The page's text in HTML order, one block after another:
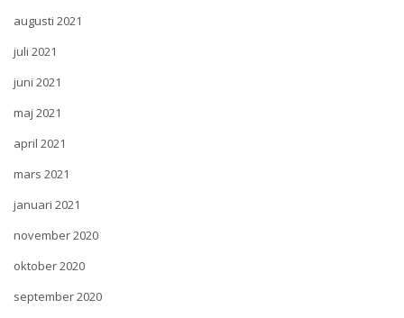
augusti 2021
juli 2021
juni 2021
maj 2021
april 2021
mars 2021
januari 2021
november 2020
oktober 2020
september 2020